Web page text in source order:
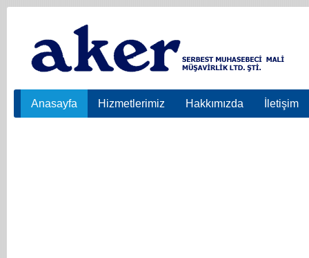
Anasayfa Hizmetlerimiz Hakkımızda İletişim